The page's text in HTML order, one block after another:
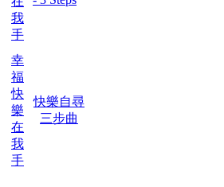
幸
福
快
樂
在
我
手
快樂自尋
三步曲